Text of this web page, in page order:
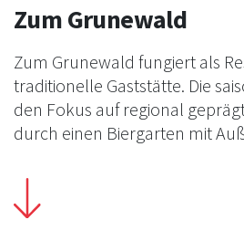
Zum Grunewald
Zum Grunewald fungiert als
traditionelle Gaststätte. Die
den Fokus auf regional
durch einen Biergarten mit